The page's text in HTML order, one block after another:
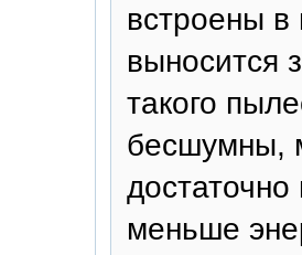
встроены
выносится
такого
бесшумны,
меньше